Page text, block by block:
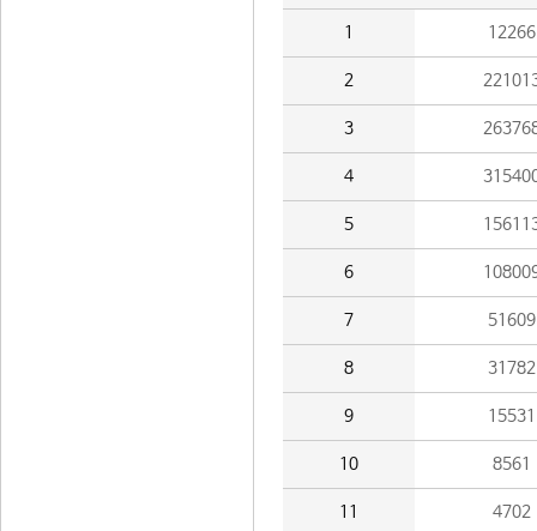
1 12266
2
3
4
5
6
7 51609
8 31782
9 15531
10 8561
11 4702